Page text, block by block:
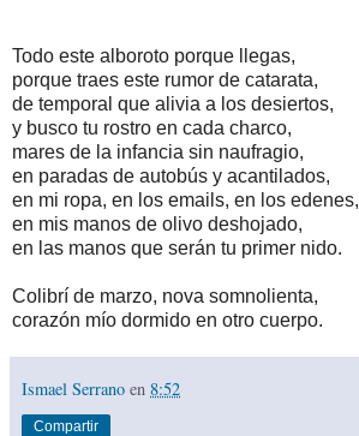
Todo este alboroto porque llegas,
porque traes este rumor de catarata,
de temporal que alivia a los desiertos,
y busco tu rostro en cada charco,
mares de la infancia sin naufragio,
en paradas de autobús y acantilados,
en mi ropa, en los emails, en los edenes,
en mis manos de olivo deshojado,
en las manos que serán tu primer nido.
Colibrí de marzo, nova somnolienta,
corazón mío dormido en otro cuerpo.
Ismael Serrano en 8:52
Compartir